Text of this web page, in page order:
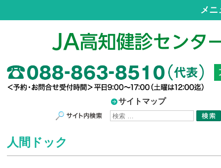
メニ
サイトマップ
サイト内検索
人間ドック